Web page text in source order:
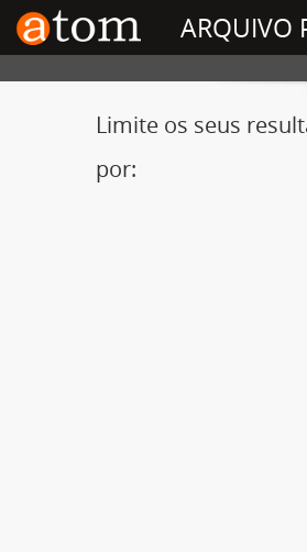
ARQUIVO
Limite os seus
por: